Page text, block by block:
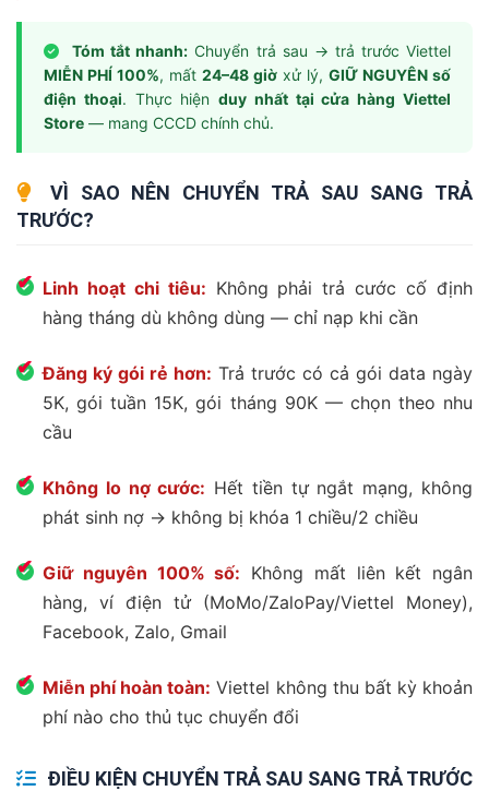
Tóm tắt nhanh: Chuyển trả sau → trả trước Viettel
MIỄN PHÍ 100%, mất 24–48 giờ xử lý, GIỮ NGUYÊN số
điện thoại. Thực hiệnduy nhất tại cửa hàng Viettel
Store — mang CCCD chính chủ.
VÌ SAO NÊN CHUYỂN TRẢ SAU SANG TRẢ
TRƯỚC?
Linh hoạt chi tiêu: Không phải trả cước cố định
hàng tháng dù không dùng — chỉ nạp khi cần
Đăng ký gói rẻ hơn: Trả trước có cả gói data ngày
5K, gói tuần 15K, gói tháng 90K — chọn theo nhu
cầu
Không lo nợ cước: Hết tiền tự ngắt mạng, không
phát sinh nợ → không bị khóa 1 chiều/2 chiều
Giữ nguyên 100% số: Không mất liên kết ngân
hàng, ví điện tử (MoMo/ZaloPay/Viettel Money),
Facebook, Zalo, Gmail
Miễn phí hoàn toàn: Viettel không thu bất kỳ khoản
phí nào cho thủ tục chuyển đổi
ĐIỀU KIỆN CHUYỂN TRẢ SAU SANG TRẢ TRƯỚC